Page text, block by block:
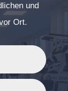
und
Ort.